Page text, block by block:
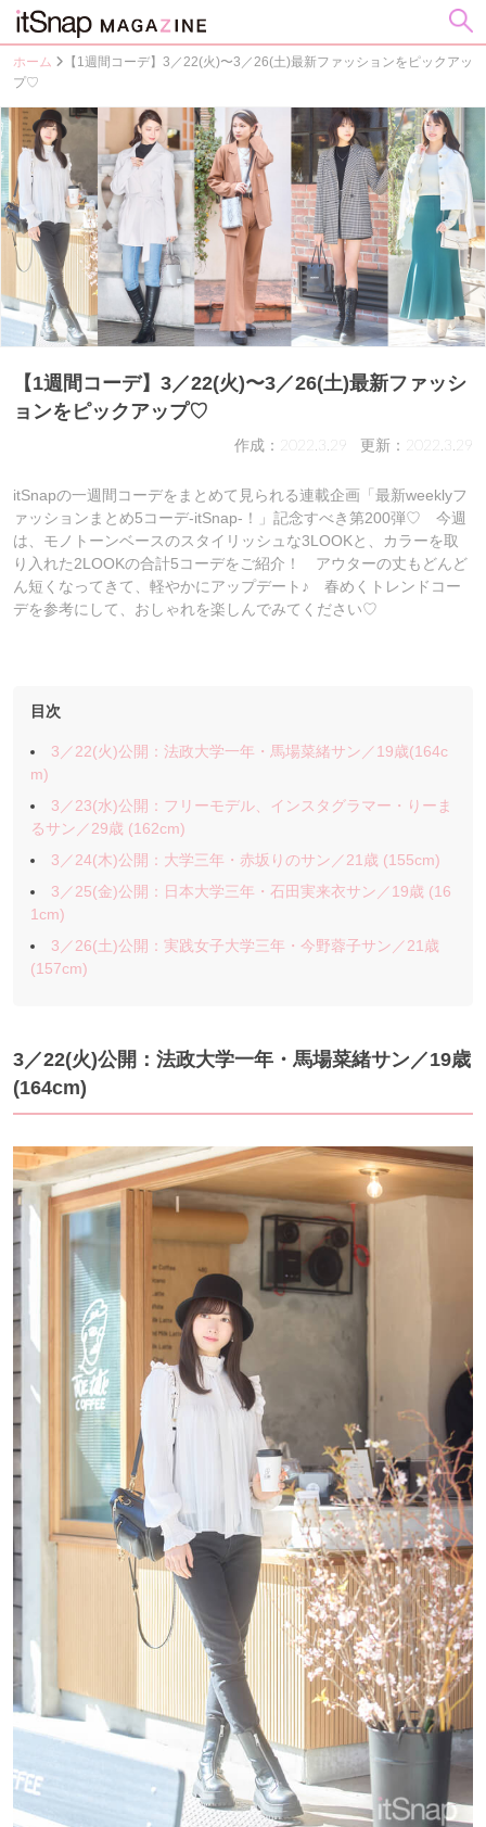
ホーム
【1週間コーデ】3／22(火)〜3／26(土)最新ファッションをピックアッ
プ♡
【1週間コーデ】3／22(火)〜3／26(土)最新ファッシ
ョンをピックアップ♡
作成：2022.3.29 更新：2022.3.29
itSnapの一週間コーデをまとめて見られる連載企画「最新weeklyフ
ァッションまとめ5コーデ-itSnap-！」記念すべき第200弾♡ 今週
は、モノトーンベースのスタイリッシュな3LOOKと、カラーを取
り入れた2LOOKの合計5コーデをご紹介！ アウターの丈もどんど
ん短くなってきて、軽やかにアップデート♪ 春めくトレンドコー
デを参考にして、おしゃれを楽しんでみてください♡
目次
3／22(火)公開：法政大学一年・馬場菜緒サン／19歳(164c
m)
3／23(水)公開：フリーモデル、インスタグラマー・りーま
るサン／29歳 (162cm)
3／24(木)公開：大学三年・赤坂りのサン／21歳 (155cm)
3／25(金)公開：日本大学三年・石田実来衣サン／19歳 (16
1cm)
3／26(土)公開：実践女子大学三年・今野蓉子サン／21歳
(157cm)
3／22(火)公開：法政大学一年・馬場菜緒サン／19歳
(164cm)